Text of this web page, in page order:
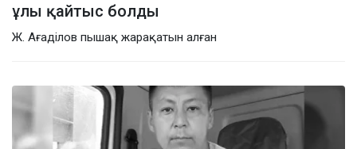
ұлы қайтыс болды
Ж. Ағаділов пышақ жарақатын алған